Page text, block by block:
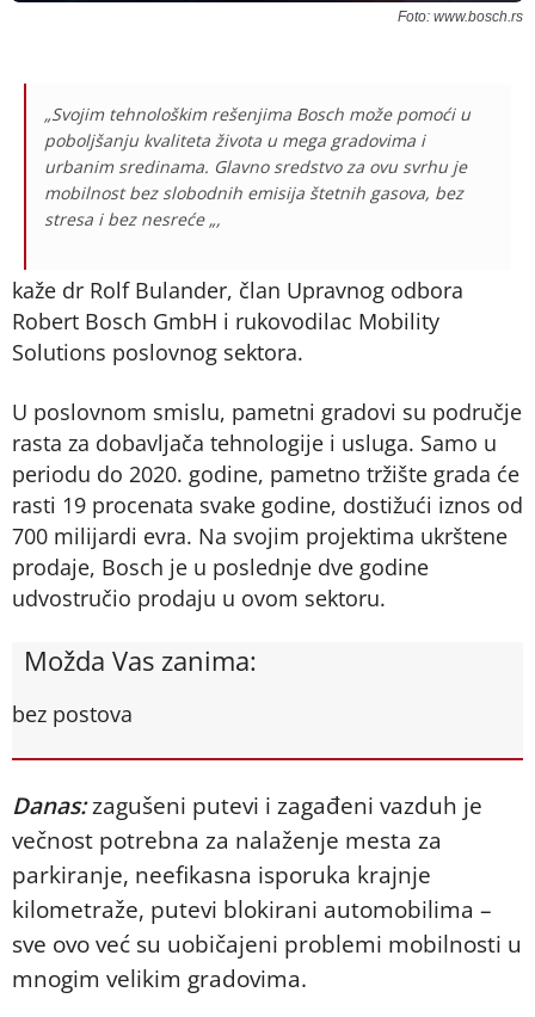
Foto: www.bosch.rs
„Svojim tehnološkim rešenjima Bosch može pomoći u
poboljšanju kvaliteta života u mega gradovima i
urbanim sredinama. Glavno sredstvo za ovu svrhu je
mobilnost bez slobodnih emisija štetnih gasova, bez
stresa i bez nesreće „,
kaže dr Rolf Bulander, član Upravnog odbora
Robert Bosch GmbH i rukovodilac Mobility
Solutions poslovnog sektora.
U poslovnom smislu, pametni gradovi su područje
rasta za dobavljača tehnologije i usluga. Samo u
periodu do 2020. godine, pametno tržište grada će
rasti 19 procenata svake godine, dostižući iznos od
700 milijardi evra. Na svojim projektima ukrštene
prodaje, Bosch je u poslednje dve godine
udvostručio prodaju u ovom sektoru.
Možda Vas zanima:
bez postova
Danas:zagušeni putevi i zagađeni vazduh je
večnost potrebna za nalaženje mesta za
parkiranje, neefikasna isporuka krajnje
kilometraže, putevi blokirani automobilima –
sve ovo već su uobičajeni problemi mobilnosti u
mnogim velikim gradovima.